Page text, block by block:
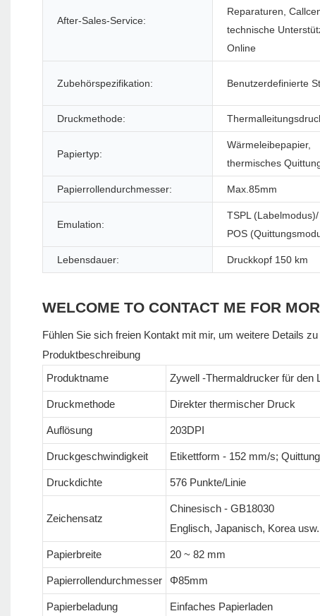
After-Sales-Service:
Reparaturen,
technische
Online
Zubehörspezifikation: Benutzerdefinierte
Druckmethode:
Papiertyp:
Wärmeleibepapier,
thermisches
Papierrollendurchmesser: Max.85mm
Emulation:
TSPL
POS
Lebensdauer: Druckkopf 150 km
WELCOME TO CONTACT ME FOR
Fühlen Sie sich freien Kontakt mit mir, um weitere Details zu
Produktbeschreibung
Produktname
Zywell -Thermaldrucker für den
Druckmethode Direkter thermischer Druck
Auflösung 203DPI
Druckgeschwindigkeit Etikettform - 152 mm/s;
Druckdichte 576 Punkte/Linie
Zeichensatz
Chinesisch - GB18030
Englisch, Japanisch, Korea
Papierbreite 20 ~ 82 mm
Papierrollendurchmesser Φ85mm
Papierbeladung Einfaches Papierladen